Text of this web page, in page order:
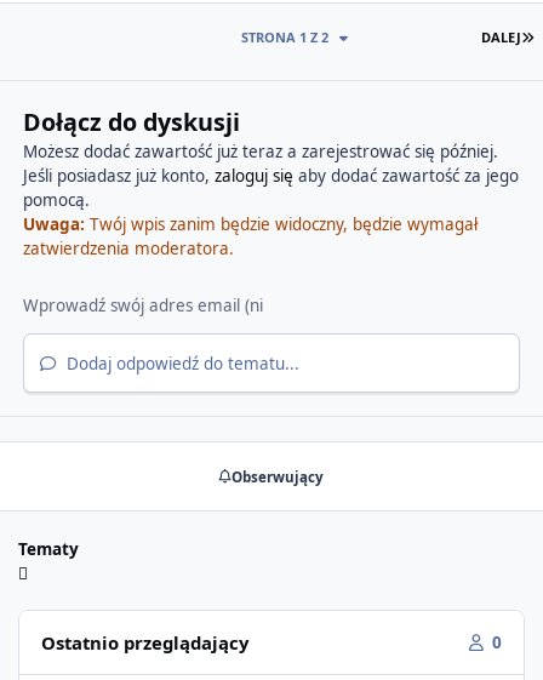
DALEJ
STRONA 1 Z 2
Dołącz do dyskusji
Możesz dodać zawartość już teraz a zarejestrować się później.
Jeśli posiadasz już konto, zaloguj się aby dodać zawartość za jego
pomocą.
Uwaga: Twój wpis zanim będzie widoczny, będzie wymagał
zatwierdzenia moderatora.
Dodaj odpowiedź do tematu...
Obserwujący
Tematy
Ostatnio przeglądający 0